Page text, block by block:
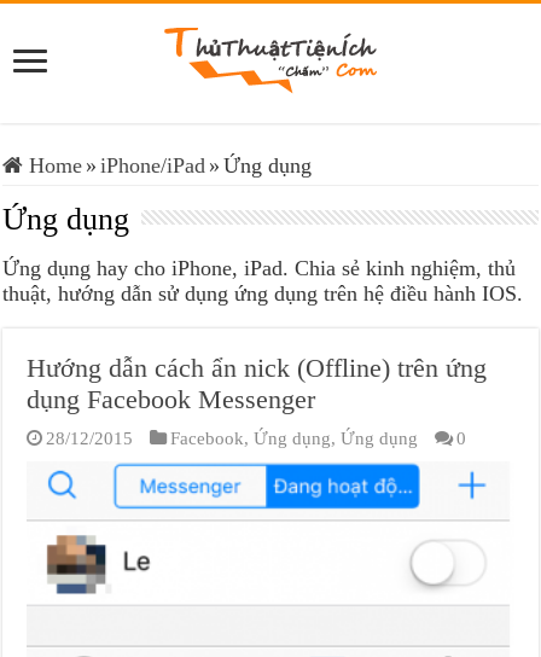
Home » iPhone/iPad » Ứng dụng
Ứng dụng
Ứng dụng hay cho iPhone, iPad. Chia sẻ kinh nghiệm, thủ
thuật, hướng dẫn sử dụng ứng dụng trên hệ điều hành IOS.
Hướng dẫn cách ẩn nick (Offline) trên ứng
dụng Facebook Messenger
28/12/2015 Facebook,Ứng dụng,Ứng dụng 0